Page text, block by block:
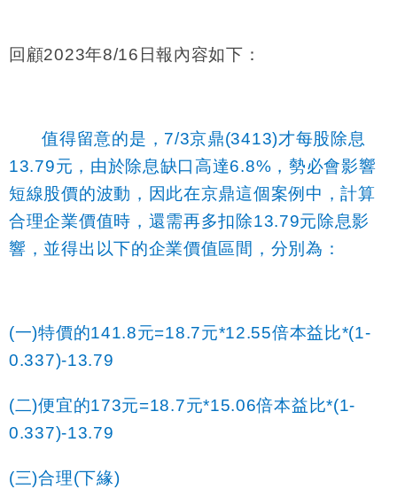
回顧2023年8/16日報內容如下：
值得留意的是，7/3京鼎(3413)才每股除息
13.79元，由於除息缺口高達6.8%，勢必會影響
短線股價的波動，因此在京鼎這個案例中，計算
合理企業價值時，還需再多扣除13.79元除息影
響，並得出以下的企業價值區間，分別為：
(一)特價的141.8元=18.7元*12.55倍本益比*(1-
0.337)-13.79
(二)便宜的173元=18.7元*15.06倍本益比*(1-
0.337)-13.79
(三)合理(下緣)